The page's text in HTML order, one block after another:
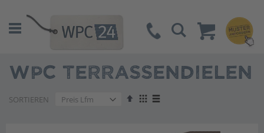
Suche
WPC TERRASSENDIELEN
SORTIEREN
AbsteigendAnzeigen